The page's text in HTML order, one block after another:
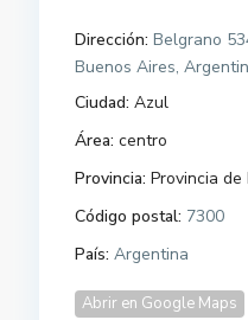
Dirección: Belgrano
Buenos Aires,
Ciudad: Azul
Área: centro
Provincia: Provincia
Código postal: 7300
País: Argentina
Abrir en Google Maps